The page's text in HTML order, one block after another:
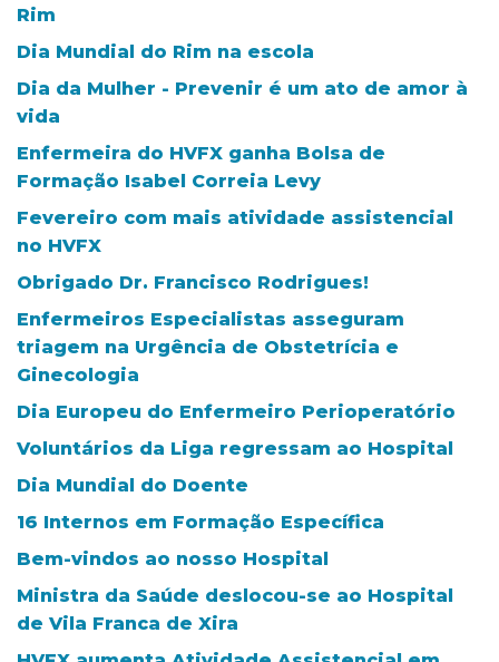
Rim
Dia Mundial do Rim na escola
Dia da Mulher - Prevenir é um ato de amor à
vida
Enfermeira do HVFX ganha Bolsa de
Formação Isabel Correia Levy
Fevereiro com mais atividade assistencial
no HVFX
Obrigado Dr. Francisco Rodrigues!
Enfermeiros Especialistas asseguram
triagem na Urgência de Obstetrícia e
Ginecologia
Dia Europeu do Enfermeiro Perioperatório
Voluntários da Liga regressam ao Hospital
Dia Mundial do Doente
16 Internos em Formação Específica
Bem-vindos ao nosso Hospital
Ministra da Saúde deslocou-se ao Hospital
de Vila Franca de Xira